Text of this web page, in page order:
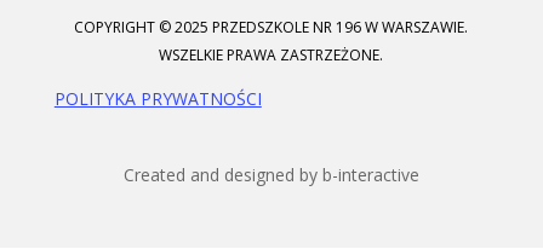
COPYRIGHT © 2025 PRZEDSZKOLE NR 196 W WARSZAWIE.
WSZELKIE PRAWA ZASTRZEŻONE.
POLITYKA PRYWATNOŚCI
Created and designed by b-interactive